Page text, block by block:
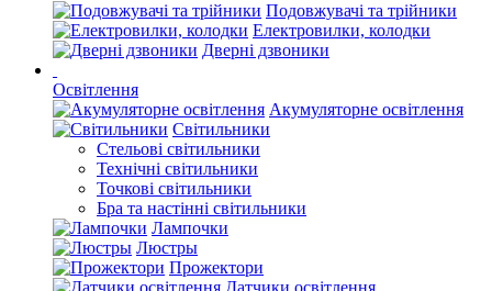
Подовжувачі та трійники
Електровилки, колодки
Дверні дзвоники
Освітлення
Акумуляторне освітлення
Світильники
Стельові світильники
Технічні світильники
Точкові світильники
Бра та настінні світильники
Лампочки
Люстры
Прожектори
Датчики освітлення